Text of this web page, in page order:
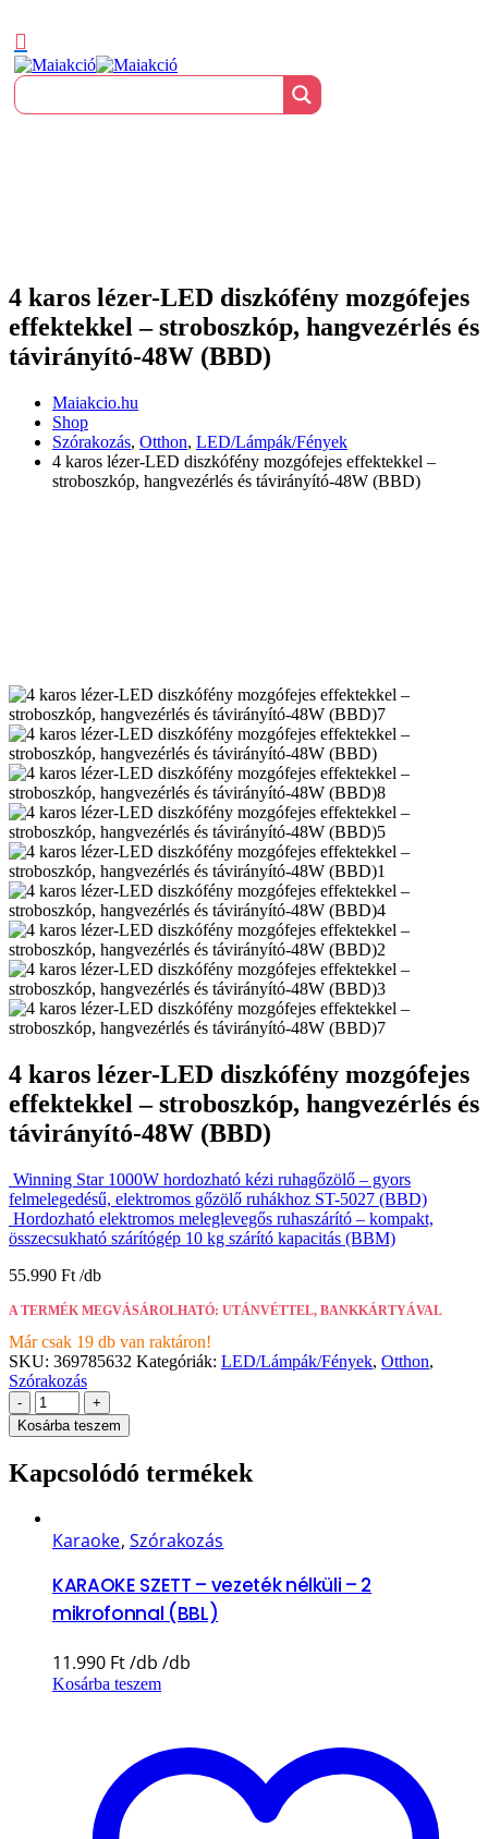
4 karos lézer-LED diszkófény mozgófejes
effektekkel – stroboszkóp, hangvezérlés és
távirányító-48W (BBD)
Maiakcio.hu
Shop
Szórakozás, Otthon, LED/Lámpák/Fények
4 karos lézer-LED diszkófény mozgófejes effektekkel –
stroboszkóp, hangvezérlés és távirányító-48W (BBD)
4 karos lézer-LED diszkófény mozgófejes
effektekkel – stroboszkóp, hangvezérlés és
távirányító-48W (BBD)
Winning Star 1000W hordozható kézi ruhagőzölő – gyors
felmelegedésű, elektromos gőzölő ruhákhoz ST-5027 (BBD)
Hordozható elektromos meleglevegős ruhaszárító – kompakt,
összecsukható szárítógép 10 kg szárító kapacitás (BBM)
55.990 Ft
A TERMÉK MEGVÁSÁROLHATÓ: UTÁNVÉTTEL, BANKKÁRTYÁVAL
Már csak 19 db van raktáron!
SKU: 369785632 Kategóriák: LED/Lámpák/Fények, Otthon,
Szórakozás
-
+
Kosárba teszem
Kapcsolódó termékek
Karaoke, Szórakozás
KARAOKE SZETT – vezeték nélküli – 2
mikrofonnal (BBL)
11.990 Ft
Kosárba teszem